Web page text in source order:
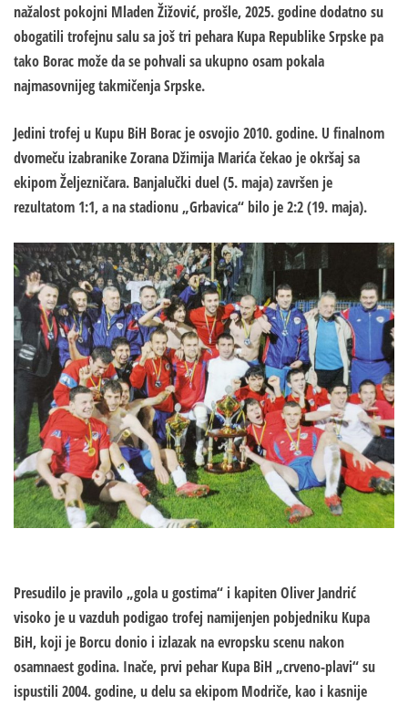
nažalost pokojni Mladen Žižović, prošle, 2025. godine dodatno su
obogatili trofejnu salu sa još tri pehara Kupa Republike Srpske pa
tako Borac može da se pohvali sa ukupno osam pokala
najmasovnijeg takmičenja Srpske.
Jedini trofej u Kupu BiH Borac je osvojio 2010. godine. U finalnom
dvomeču izabranike Zorana Džimija Marića čekao je okršaj sa
ekipom Željezničara. Banjalučki duel (5. maja) završen je
rezultatom 1:1, a na stadionu „Grbavica“ bilo je 2:2 (19. maja).
Presudilo je pravilo „gola u gostima“ i kapiten Oliver Jandrić
visoko je u vazduh podigao trofej namijenjen pobjedniku Kupa
BiH, koji je Borcu donio i izlazak na evropsku scenu nakon
osamnaest godina. Inače, prvi pehar Kupa BiH „crveno-plavi“ su
ispustili 2004. godine, u delu sa ekipom Modriče, kao i kasnije